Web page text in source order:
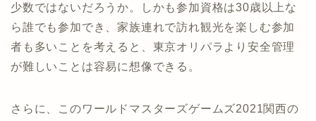
少数ではないだろうか。しかも参加資格は30歳以上な
ら誰でも参加でき、家族連れで訪れ観光を楽しむ参加
者も多いことを考えると、東京オリパラより安全管理
が難しいことは容易に想像できる。
さらに、このワールドマスターズゲームズ2021関西の